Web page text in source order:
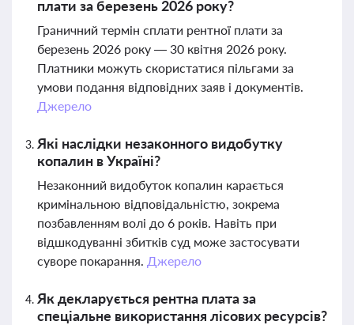
плати за березень 2026 року?
Граничний термін сплати рентної плати за
березень 2026 року — 30 квітня 2026 року.
Платники можуть скористатися пільгами за
умови подання відповідних заяв і документів.
Джерело
Які наслідки незаконного видобутку
копалин в Україні?
Незаконний видобуток копалин карається
кримінальною відповідальністю, зокрема
позбавленням волі до 6 років. Навіть при
відшкодуванні збитків суд може застосувати
суворе покарання. Джерело
Як декларується рентна плата за
спеціальне використання лісових ресурсів?